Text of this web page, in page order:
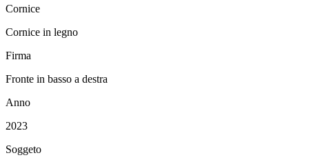
Cornice
Cornice in legno
Firma
Fronte in basso a destra
Anno
2023
Soggeto